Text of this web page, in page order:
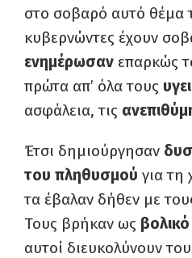
στο σοβαρό αυτό θέμα
κυβερνώντες έχουν
ενημέρωσαν επαρκώς
πρώτα απ’ όλα τους
ασφάλεια, τις
Έτσι δημιούργησαν
του πληθυσμού για τη
τα έβαλαν δήθεν με
Τους βρήκαν ως
αυτοί διευκολύνουν